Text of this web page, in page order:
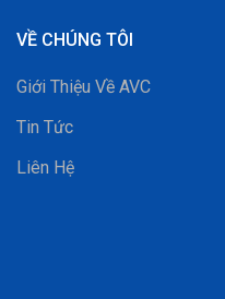
VỀ CHÚNG TÔI
Giới Thiệu Về AVC
Tin Tức
Liên Hệ